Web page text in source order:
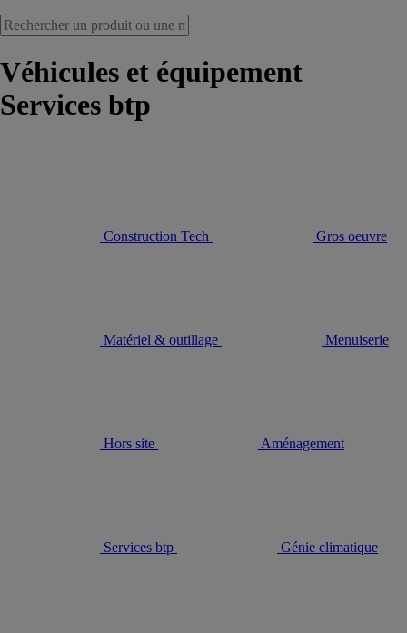
Véhicules et équipement
Services btp
Construction Tech Gros oeuvre
Matériel & outillage Menuiserie
Hors site Aménagement
Services btp Génie climatique